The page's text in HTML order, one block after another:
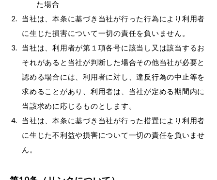
た場合
当社は、本条に基づき当社が行った行為により利用者
に生じた損害について一切の責任を負いません。
当社は、利用者が第１項各号に該当し又は該当するお
それがあると当社が判断した場合その他当社が必要と
認める場合には、利用者に対し、違反行為の中止等を
求めることがあり、利用者は、当社が定める期間内に
当該求めに応じるものとします。
当社は、本条に基づき当社が行った措置により利用者
に生じた不利益や損害について一切の責任を負いませ
ん。